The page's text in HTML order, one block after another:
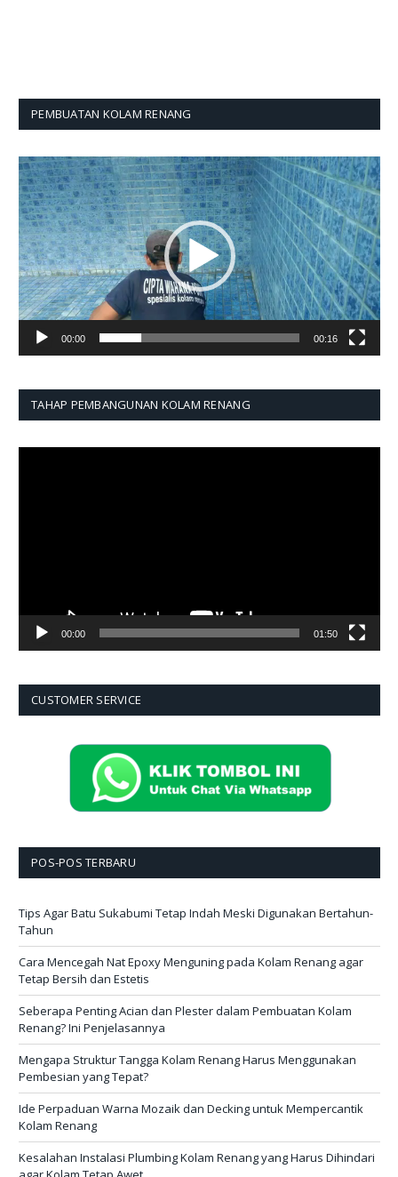
PEMBUATAN KOLAM RENANG
Pemutar
Video
00:00 00:16
TAHAP PEMBANGUNAN KOLAM RENANG
00:00 01:50
CUSTOMER SERVICE
POS-POS TERBARU
Tips Agar Batu Sukabumi Tetap Indah Meski Digunakan Bertahun-
Tahun
Cara Mencegah Nat Epoxy Menguning pada Kolam Renang agar
Tetap Bersih dan Estetis
Seberapa Penting Acian dan Plester dalam Pembuatan Kolam
Renang? Ini Penjelasannya
Mengapa Struktur Tangga Kolam Renang Harus Menggunakan
Pembesian yang Tepat?
Ide Perpaduan Warna Mozaik dan Decking untuk Mempercantik
Kolam Renang
Kesalahan Instalasi Plumbing Kolam Renang yang Harus Dihindari